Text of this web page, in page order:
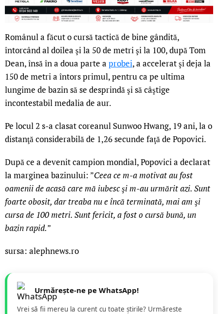
Românul a făcut o cursă tactică de bine gândită,
întorcând al doilea şi la 50 de metri şi la 100, după Tom
Dean, însă în a doua parte a probei, a accelerat şi deja la
150 de metri a întors primul, pentru ca pe ultima
lungime de bazin să se desprindă şi să câştige
incontestabil medalia de aur.
Pe locul 2 s-a clasat coreanul Sunwoo Hwang, 19 ani, la o
distanţă considerabilă de 1,26 secunde faţă de Popovici.
După ce a devenit campion mondial, Popovici a declarat
la marginea bazinului: ”Ceea ce m-a motivat au fost
oamenii de acasă care mă iubesc şi m-au urmărit azi. Sunt
foarte obosit, dar treaba nu e încă terminată, mai am şi
cursa de 100 metri. Sunt fericit, a fost o cursă bună, un
bazin rapid.”
sursa: alephnews.ro
Urmărește-ne pe WhatsApp!
Vrei să fii mereu la curent cu toate știrile? Urmăreste